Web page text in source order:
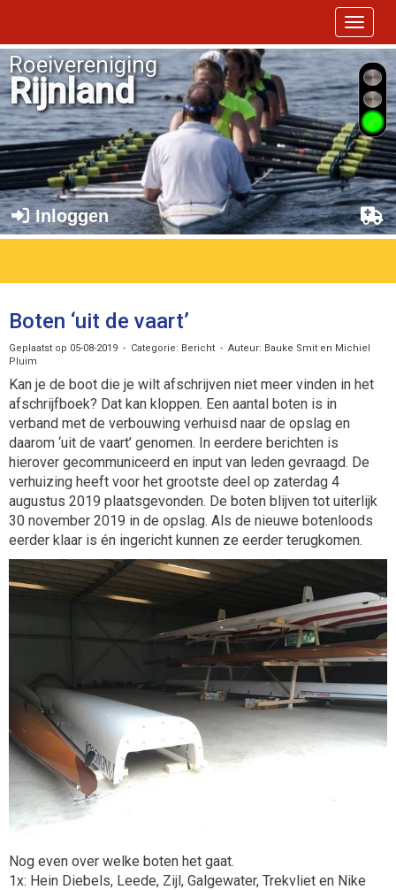
Toggle
Roeivereniging
Rijnland
Inloggen
Boten ‘uit de vaart’
Geplaatst op 05-08-2019 - Categorie: Bericht - Auteur: Bauke Smit en Michiel
Pluim
Kan je de boot die je wilt afschrijven niet meer vinden in het
afschrijfboek? Dat kan kloppen. Een aantal boten is in
verband met de verbouwing verhuisd naar de opslag en
daarom ‘uit de vaart’ genomen. In eerdere berichten is
hierover gecommuniceerd en input van leden gevraagd. De
verhuizing heeft voor het grootste deel op zaterdag 4
augustus 2019 plaatsgevonden. De boten blijven tot uiterlijk
30 november 2019 in de opslag. Als de nieuwe botenloods
eerder klaar is én ingericht kunnen ze eerder terugkomen.
Nog even over welke boten het gaat.
1x: Hein Diebels, Leede, Zijl, Galgewater, Trekvliet en Nike